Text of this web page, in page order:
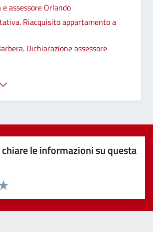
assessore Orlando
Riacquisito appartamento a
Dichiarazione assessore
le informazioni su questa
5 stelle su 5
4 stelle su 5
su 5
su 5
5